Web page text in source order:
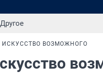
Другое
ВОЗМОЖНОГО